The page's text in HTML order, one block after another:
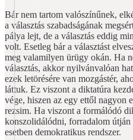
Bár nem tartom valószínűnek,
a választás szabadságának
pálya lejt, de a választás eddig
volt. Esetleg bár a választást
meg valamilyen ürügy okán. Ha
választás, akkor nyilvánvalóan
ezek letörésére van mozgástér,
láttuk. Ez viszont a diktatúra
vége, hiszen az egy ettől nagyon
rezsim. Ha viszont a formálódó
konszolidálódni, forradalom útján
esetben demokratikus rendszer.